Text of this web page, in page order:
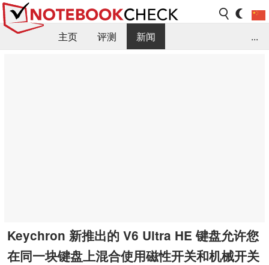
主页 评测
新闻
...
Keychron 新推出的 V6 Ultra HE 键盘允许您
在同一块键盘上混合使用磁性开关和机械开关